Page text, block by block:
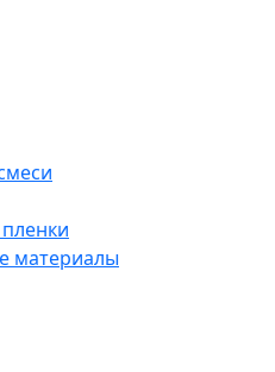
материалы